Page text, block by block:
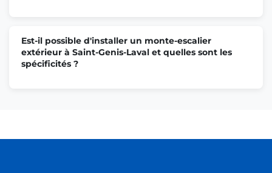
Est-il possible d'installer un monte-escalier
extérieur à Saint-Genis-Laval et quelles sont les
spécificités ?